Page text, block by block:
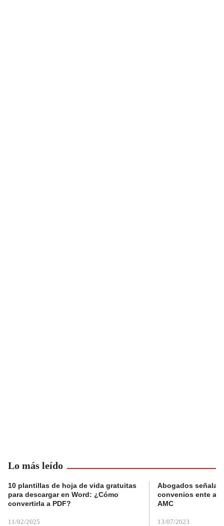
Lo más leído
10 plantillas de hoja de vida gratuitas
para descargar en Word: ¿Cómo
convertirla a PDF?
11/02/2025
Abogados
convenios ente
AMC
13/07/2023